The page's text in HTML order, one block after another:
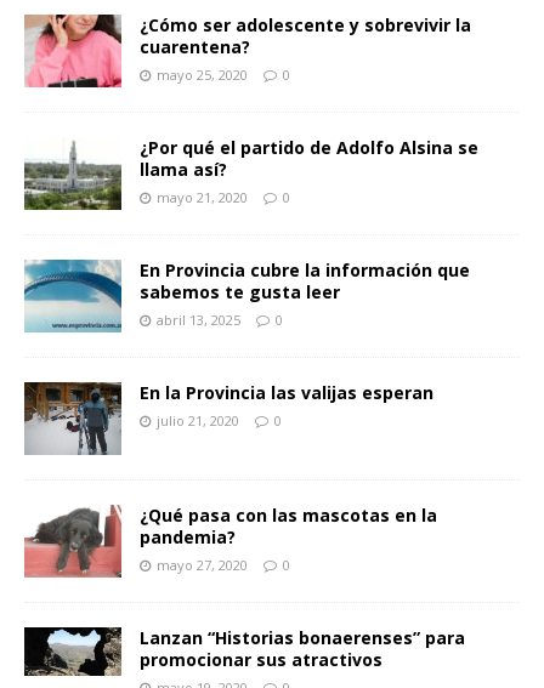
¿Cómo ser adolescente y sobrevivir la
cuarentena?
mayo 25, 2020 0
¿Por qué el partido de Adolfo Alsina se
llama así?
mayo 21, 2020 0
En Provincia cubre la información que
sabemos te gusta leer
abril 13, 2025 0
En la Provincia las valijas esperan
julio 21, 2020 0
¿Qué pasa con las mascotas en la
pandemia?
mayo 27, 2020 0
Lanzan “Historias bonaerenses” para
promocionar sus atractivos